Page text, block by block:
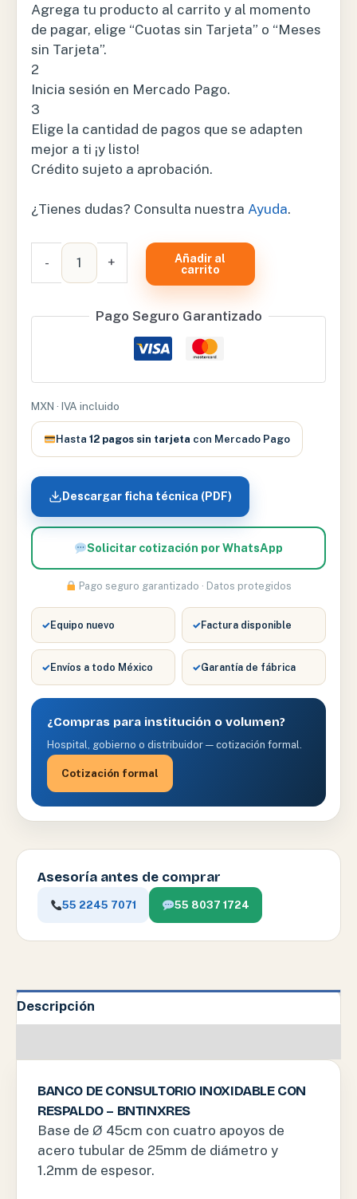
Agrega tu producto al carrito y al momento
de pagar, elige “Cuotas sin Tarjeta” o “Meses
sin Tarjeta”.
2
Inicia sesión en Mercado Pago.
3
Elige la cantidad de pagos que se adapten
mejor a ti ¡y listo!
Crédito sujeto a aprobación.
¿Tienes dudas? Consulta nuestra Ayuda.
-
BANCO
INOXIDABLE
cantidad
+
Añadir al
carrito
Pago Seguro Garantizado
MXN · IVA incluido
Hasta 12 pagos sin tarjeta con Mercado Pago
Descargar ficha técnica (PDF)
Solicitar cotización por WhatsApp
Pago seguro garantizado · Datos protegidos
✓Equipo nuevo ✓Factura disponible
✓Envíos a todo México ✓Garantía de fábrica
¿Compras para institución o volumen?
Hospital, gobierno o distribuidor — cotización formal.
Cotización formal
Asesoría antes de comprar
55 2245 7071 55 8037 1724
Descripción
BANCO DE CONSULTORIO INOXIDABLE CON
RESPALDO – BNTINXRES
Base de Ø 45cm con cuatro apoyos de
acero tubular de 25mm de diámetro y
1.2mm de espesor.